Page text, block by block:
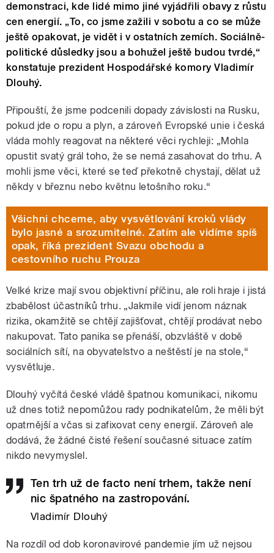
demonstraci, kde lidé mimo jiné vyjádřili obavy z růstu
cen energií. „To, co jsme zažili v sobotu a co se může
ještě opakovat, je vidět i v ostatních zemích. Sociálně-
politické důsledky jsou a bohužel ještě budou tvrdé,“
konstatuje prezident Hospodářské komory Vladimír
Dlouhý.
Připouští, že jsme podcenili dopady závislosti na Rusku,
pokud jde o ropu a plyn, a zároveň Evropské unie i česká
vláda mohly reagovat na některé věci rychleji: „Mohla
opustit svatý grál toho, že se nemá zasahovat do trhu. A
mohli jsme věci, které se teď překotně chystají, dělat už
někdy v březnu nebo květnu letošního roku.“
Všichni chceme, aby vysvětlování kroků vlády
bylo jasné a srozumitelné. Zatím ale vidíme spíš
opak, říká prezident Svazu obchodu a
cestovního ruchu Prouza
Velké krize mají svou objektivní příčinu, ale roli hraje i jistá
zbabělost účastníků trhu. „Jakmile vidí jenom náznak
rizika, okamžitě se chtějí zajišťovat, chtějí prodávat nebo
nakupovat. Tato panika se přenáší, obzvláště v době
sociálních sítí, na obyvatelstvo a neštěstí je na stole,“
vysvětluje.
Dlouhý vyčítá české vládě špatnou komunikaci, nikomu
už dnes totiž nepomůžou rady podnikatelům, že měli být
opatrnější a včas si zafixovat ceny energií. Zároveň ale
dodává, že žádné čisté řešení současné situace zatím
nikdo nevymyslel.
Ten trh už de facto není trhem, takže není
nic špatného na zastropování.
Vladimír Dlouhý
Na rozdíl od dob koronavirové pandemie jím už nejsou